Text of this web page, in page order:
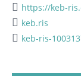
https://keb-
keb.ris
keb-ris-